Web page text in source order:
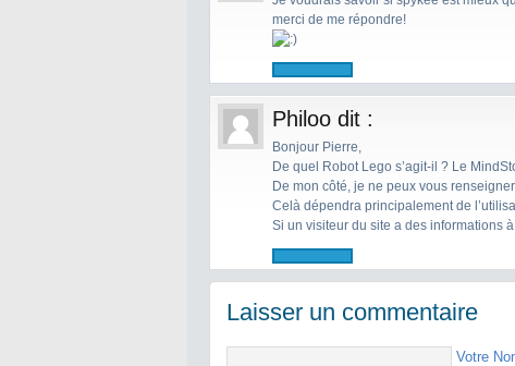
merci de me répondre!
Philoo dit :
Bonjour Pierre,
De quel Robot Lego s’agit-il ? Le
De mon côté, je ne peux vous
Celà dépendra principalement de
Si un visiteur du site a des informations
Laisser un commentaire
Votre